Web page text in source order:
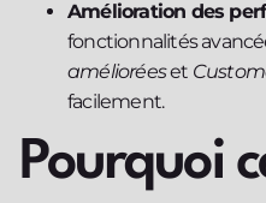
Amélioration des
fonctionnalités
amélioréeset
facilement.
Pourquoi